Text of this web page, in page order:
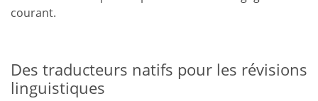
courant.
Des traducteurs natifs pour les révisions
linguistiques